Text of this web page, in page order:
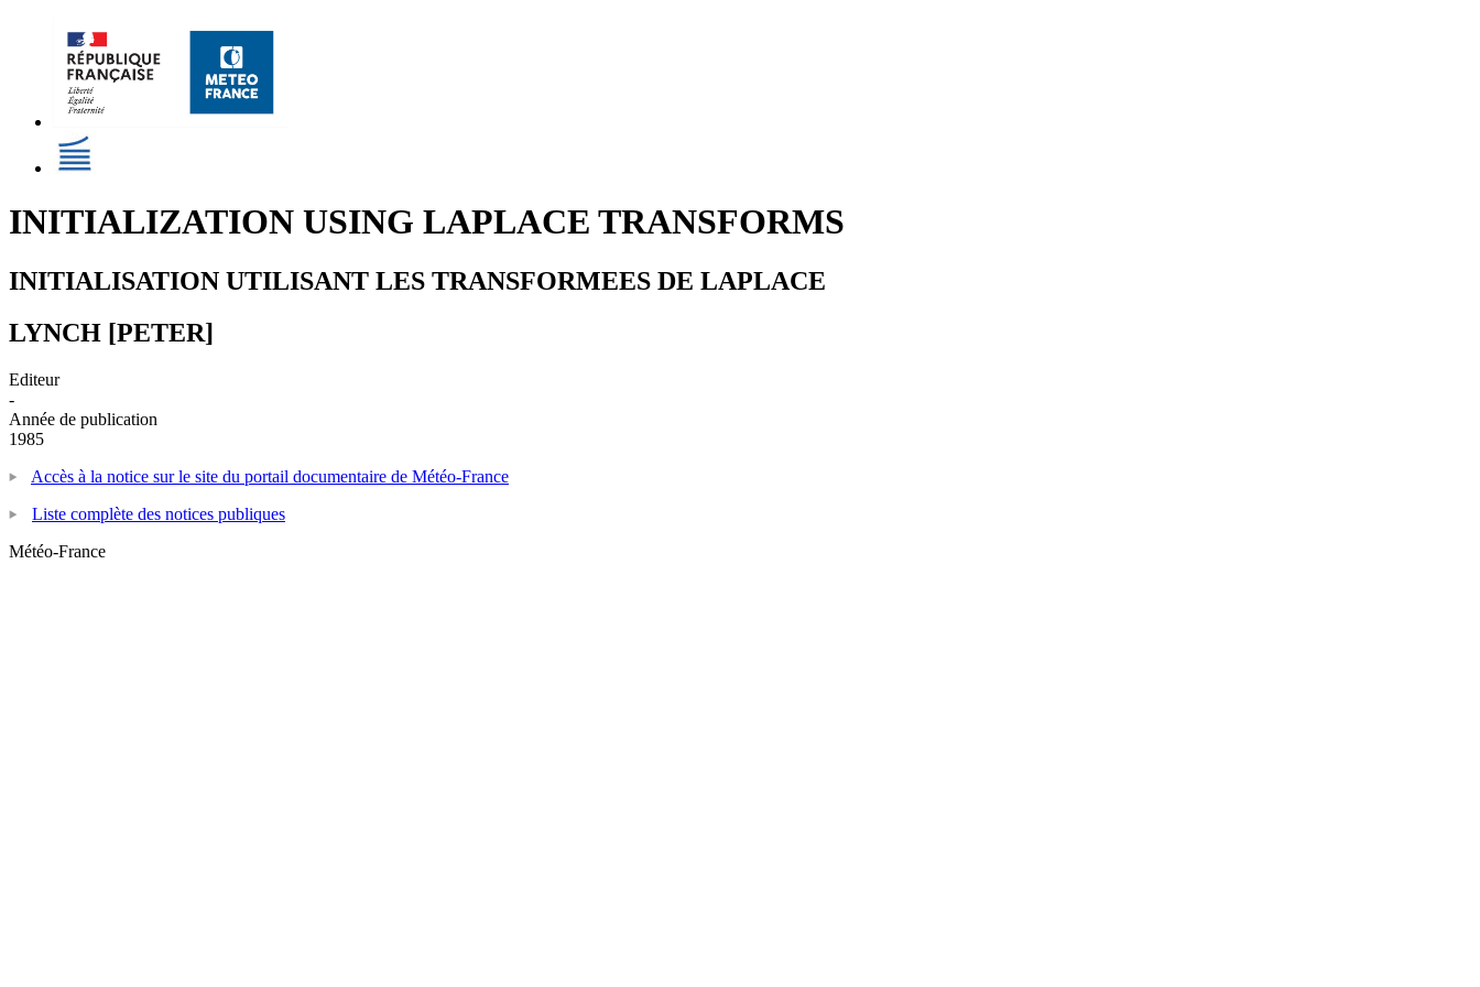
INITIALIZATION USING LAPLACE TRANSFORMS
INITIALISATION UTILISANT LES TRANSFORMEES DE LAPLACE
LYNCH [PETER]
Editeur
-
Année de publication
1985
Accès à la notice sur le site du portail documentaire de Météo-France
Liste complète des notices publiques
Météo-France